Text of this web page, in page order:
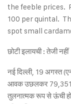
the feeble prices.
100 per quintal.
spot small
छोटी इलायची : तेजी नहीं
नई दिल्ली, 19 अगस्त
आवक उछलकर 79,351
तुलनात्मक रूप से ऊंची